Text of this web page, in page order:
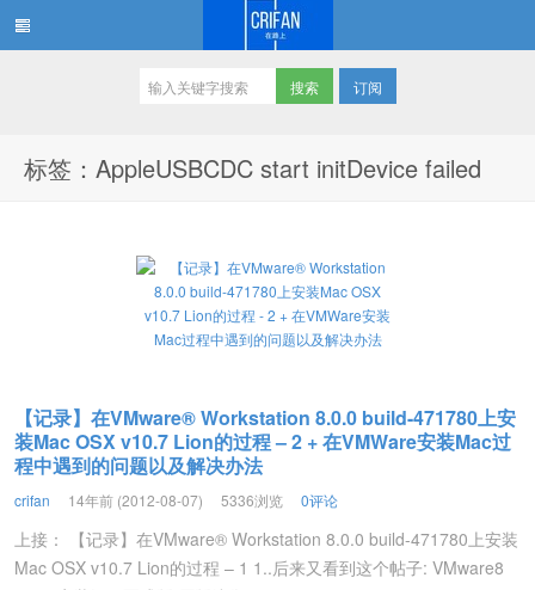
订阅
标签：AppleUSBCDC start initDevice failed
【记录】在VMware® Workstation 8.0.0 build-471780上安
装Mac OSX v10.7 Lion的过程 – 2 + 在VMWare安装Mac过
程中遇到的问题以及解决办法
crifan 14年前 (2012-08-07) 5336浏览 0评论
上接： 【记录】在VMware® Workstation 8.0.0 build-471780上安装
Mac OSX v10.7 Lion的过程 – 1 1..后来又看到这个帖子: VMware8